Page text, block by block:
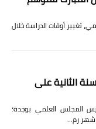
تغيير أوقات الدراسة خلال
الثانية على
المجلس العلمي بوجدة؛
شهر رم…